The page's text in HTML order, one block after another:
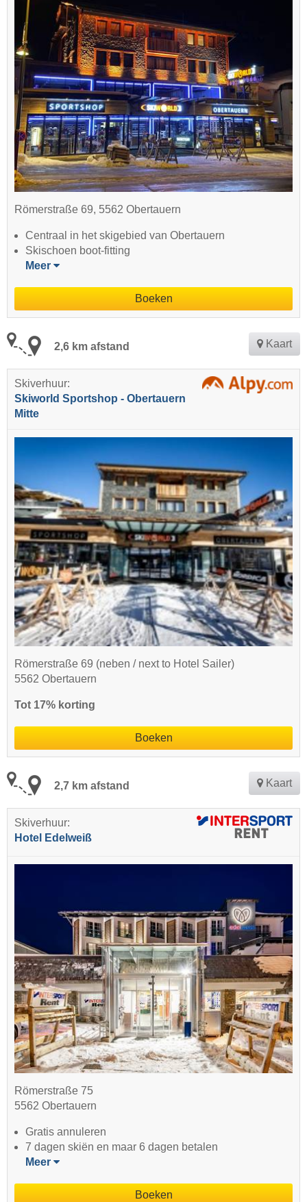
Römerstraße 69, 5562 Obertauern
Centraal in het skigebied van Obertauern
Skischoen boot-fitting
Meer
Boeken
2,6 km afstand Kaart
Skiverhuur:
Skiworld Sportshop - Obertauern
Mitte
Römerstraße 69 (neben / next to Hotel Sailer)
5562 Obertauern
Tot 17% korting
Boeken
2,7 km afstand Kaart
Skiverhuur:
Hotel Edelweiß
Römerstraße 75
5562 Obertauern
Gratis annuleren
7 dagen skiën en maar 6 dagen betalen
Meer
Boeken